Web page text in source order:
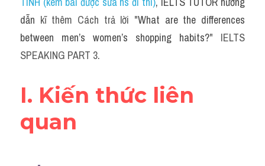
dẫn kĩ thêm Cách trả lời "What are the differences
between men’s women’s shopping habits?" IELTS
SPEAKING PART 3.
I. Kiến thức liên
quan